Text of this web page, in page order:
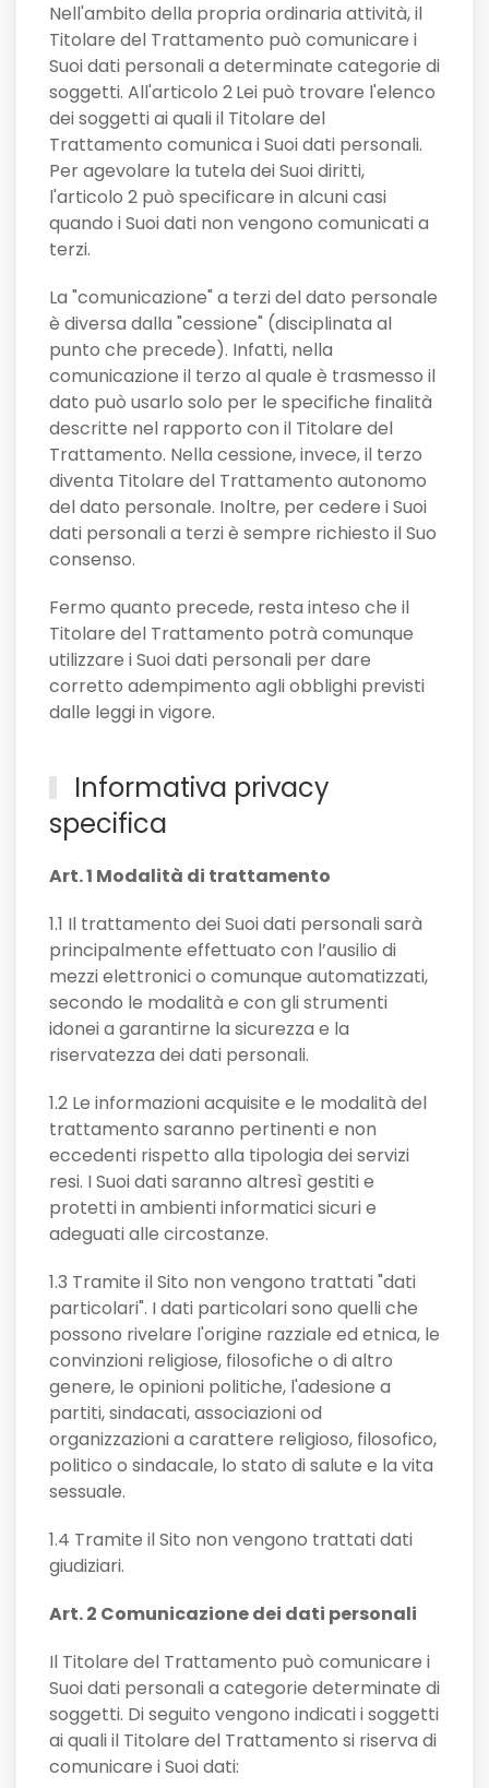
Nell'ambito della propria ordinaria attività, il
Titolare del Trattamento può comunicare i
Suoi dati personali a determinate categorie di
soggetti. All'articolo 2Lei può trovare l'elenco
dei soggetti ai quali il Titolare del
Trattamento comunica i Suoi dati personali.
Per agevolare la tutela dei Suoi diritti,
l'articolo 2 può specificare in alcuni casi
quando i Suoi dati non vengono comunicati a
terzi.
La "comunicazione" a terzi del dato personale
è diversa dalla "cessione" (disciplinata al
punto che precede). Infatti, nella
comunicazione il terzo al quale è trasmesso il
dato può usarlo solo per le specifiche finalità
descritte nel rapporto con il Titolare del
Trattamento. Nella cessione, invece, il terzo
diventa Titolare del Trattamento autonomo
del dato personale. Inoltre, per cedere i Suoi
dati personali a terzi è sempre richiesto il Suo
consenso.
Fermo quanto precede, resta inteso che il
Titolare del Trattamento potrà comunque
utilizzare i Suoi dati personali per dare
corretto adempimento agli obblighi previsti
dalle leggi in vigore.
Informativa privacy
specifica
Art. 1 Modalità di trattamento
1.1 Il trattamento dei Suoi dati personali sarà
principalmente effettuato con l’ausilio di
mezzi elettronici o comunque automatizzati,
secondo le modalità e con gli strumenti
idonei a garantirne la sicurezza e la
riservatezza dei dati personali.
1.2 Le informazioni acquisite e le modalità del
trattamento saranno pertinenti e non
eccedenti rispetto alla tipologia dei servizi
resi. I Suoi dati saranno altresì gestiti e
protetti in ambienti informatici sicuri e
adeguati alle circostanze.
1.3 Tramite il Sito non vengono trattati "dati
particolari". I dati particolari sono quelli che
possono rivelare l'origine razziale ed etnica, le
convinzioni religiose, filosofiche o di altro
genere, le opinioni politiche, l'adesione a
partiti, sindacati, associazioni od
organizzazioni a carattere religioso, filosofico,
politico o sindacale, lo stato di salute e la vita
sessuale.
1.4 Tramite il Sito non vengono trattati dati
giudiziari.
Art. 2 Comunicazione dei dati personali
Il Titolare del Trattamento può comunicare i
Suoi dati personali a categorie determinate di
soggetti. Di seguito vengono indicati i soggetti
ai quali il Titolare del Trattamento si riserva di
comunicare i Suoi dati: